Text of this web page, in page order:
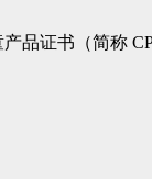
品证书（简称